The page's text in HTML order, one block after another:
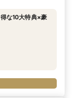
な10大特典×豪